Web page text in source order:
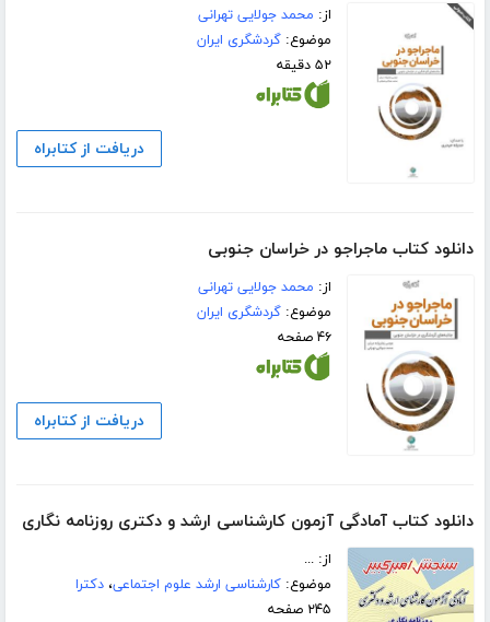
از: محمد جولایی تهرانی
موضوع:گردشگری ایران
۵۲ دقیقه
دریافت از کتابراه
دانلود کتاب ماجراجو در خراسان جنوبی
از: محمد جولایی تهرانی
موضوع:گردشگری ایران
۴۶ صفحه
دریافت از کتابراه
دانلود کتاب آمادگی آزمون کارشناسی ارشد و دکتری روزنامه نگاری
از: ...
موضوع:کارشناسی ارشد علوم اجتماعی،دکترا
۲۴۵ صفحه